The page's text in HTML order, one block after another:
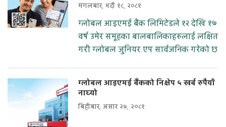
मंगलबार, भदौ १८, २०८१
ग्लोबल आइएमई बैंक लिमिटेडले १२ देखि १७
वर्ष उमेर समूहका बालबालिकाहरुलाई लक्षित
गरी ग्लोबल जुनियर एप सार्वजनिक गरेको छ
ग्लोबल आइएमई बैंकको निक्षेप ५ खर्ब रुपैयाँ
नाघ्यो
बिहीबार, असार २७, २०८१